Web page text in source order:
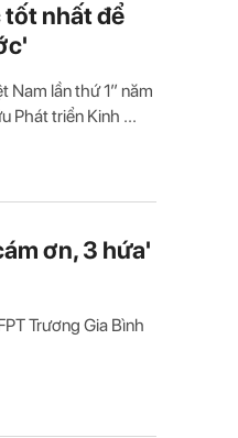
tốt nhất để
Nam lần thứ 1” năm
Phát triển Kinh ...
ơn, 3 hứa'
Trương Gia Bình